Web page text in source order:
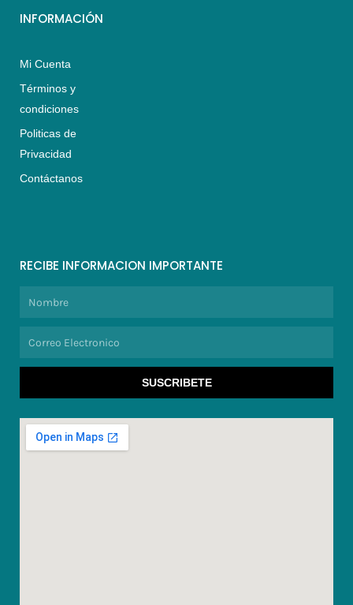
INFORMACIÓN
Mi Cuenta
Términos y
condiciones
Politicas de
Privacidad
Contáctanos
RECIBE INFORMACION IMPORTANTE
SUSCRIBETE